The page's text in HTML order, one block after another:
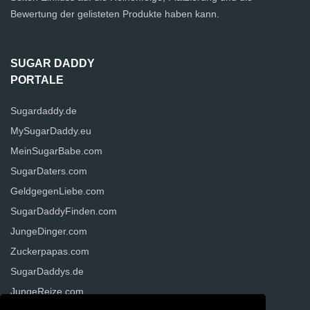
Bewertung der gelisteten Produkte haben kann.
SUGAR DADDY
PORTALE
Sugardaddy.de
MySugarDaddy.eu
MeinSugarBabe.com
SugarDaters.com
GeldgegenLiebe.com
SugarDaddyFinden.com
JungeDinger.com
Zuckerpapas.com
SugarDaddys.de
JungeReize.com